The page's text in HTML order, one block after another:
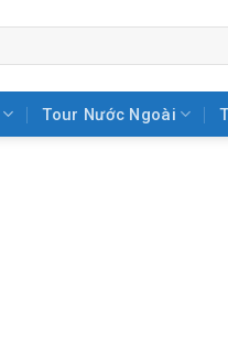
Tour Nước Ngoài